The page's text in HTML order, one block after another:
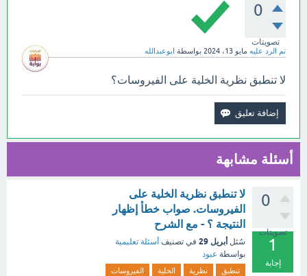
0
تصويتات
تم الرد عليه مايو 13، 2024 بواسطة ابوعبدالله
لا تنطبق نظرية الخلية على الفيروسات؟
أسئلة مشابهة
0
تصويتات
1
إجابة
لا تنطبق نظرية الخلية على
الفيروسات. صواب خطأ إظهار
النتيجة ؟ - مع الشرح
سُئل أبريل 29 في تصنيف أسئلة تعليمية
بواسطة عبود
تنطبق نظرية الخلية
الفيروسات